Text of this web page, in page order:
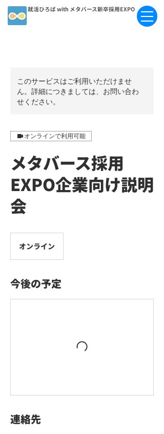
就活ひろば with メタバース新卒採用EXPO
このサービスはご利用いただけませ
ん。詳細につきましては、お問い合わ
せください。
オンラインで利用可能
メタバース採用
EXPO企業向け説明
会
オンライン
今後の予定
連絡先